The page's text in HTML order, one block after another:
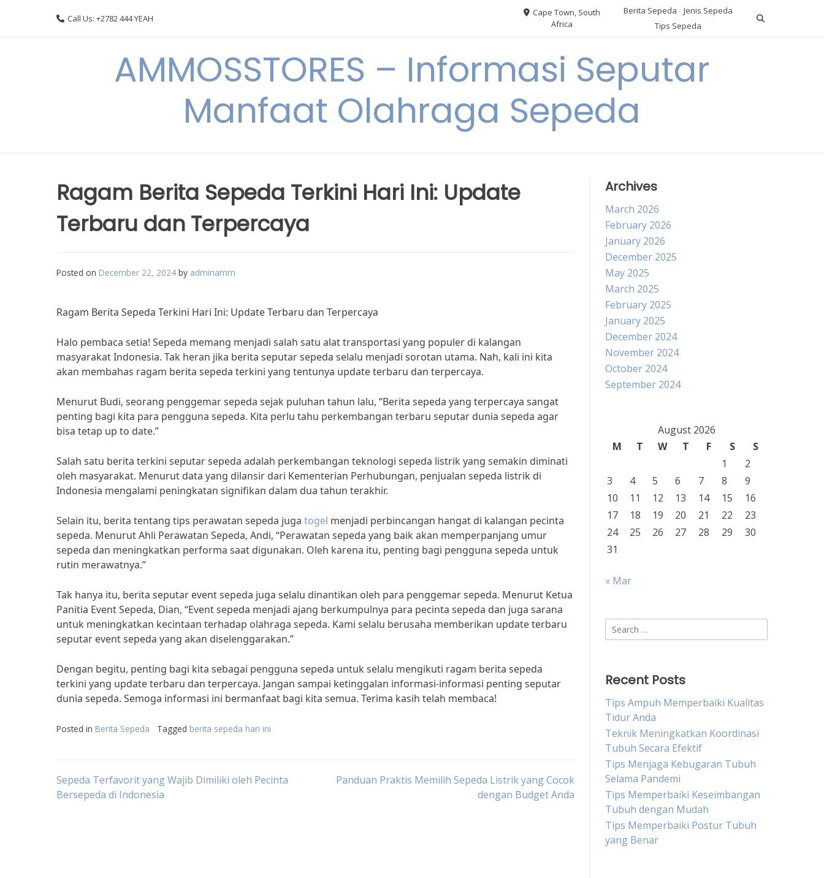
Call Us: +2782 444 YEAH
Cape Town, South
Africa
Berita Sepeda
Jenis Sepeda
Tips Sepeda
AMMOSSTORES – Informasi Seputar
Manfaat Olahraga Sepeda
Ragam Berita Sepeda Terkini Hari Ini: Update
Terbaru dan Terpercaya
Posted on December 22, 2024 by adminamm
Ragam Berita Sepeda Terkini Hari Ini: Update Terbaru dan Terpercaya
Halo pembaca setia! Sepeda memang menjadi salah satu alat transportasi yang populer di kalangan
masyarakat Indonesia. Tak heran jika berita seputar sepeda selalu menjadi sorotan utama. Nah, kali ini kita
akan membahas ragam berita sepeda terkini yang tentunya update terbaru dan terpercaya.
Menurut Budi, seorang penggemar sepeda sejak puluhan tahun lalu, “Berita sepeda yang terpercaya sangat
penting bagi kita para pengguna sepeda. Kita perlu tahu perkembangan terbaru seputar dunia sepeda agar
bisa tetap up to date.”
Salah satu berita terkini seputar sepeda adalah perkembangan teknologi sepeda listrik yang semakin diminati
oleh masyarakat. Menurut data yang dilansir dari Kementerian Perhubungan, penjualan sepeda listrik di
Indonesia mengalami peningkatan signifikan dalam dua tahun terakhir.
Selain itu, berita tentang tips perawatan sepeda juga togel menjadi perbincangan hangat di kalangan pecinta
sepeda. Menurut Ahli Perawatan Sepeda, Andi, “Perawatan sepeda yang baik akan memperpanjang umur
sepeda dan meningkatkan performa saat digunakan. Oleh karena itu, penting bagi pengguna sepeda untuk
rutin merawatnya.”
Tak hanya itu, berita seputar event sepeda juga selalu dinantikan oleh para penggemar sepeda. Menurut Ketua
Panitia Event Sepeda, Dian, “Event sepeda menjadi ajang berkumpulnya para pecinta sepeda dan juga sarana
untuk meningkatkan kecintaan terhadap olahraga sepeda. Kami selalu berusaha memberikan update terbaru
seputar event sepeda yang akan diselenggarakan.”
Dengan begitu, penting bagi kita sebagai pengguna sepeda untuk selalu mengikuti ragam berita sepeda
terkini yang update terbaru dan terpercaya. Jangan sampai ketinggalan informasi-informasi penting seputar
dunia sepeda. Semoga informasi ini bermanfaat bagi kita semua. Terima kasih telah membaca!
Posted in Berita Sepeda Tagged berita sepeda hari ini
Post
Sepeda Terfavorit yang Wajib Dimiliki oleh Pecinta
Bersepeda di Indonesia
Panduan Praktis Memilih Sepeda Listrik yang Cocok
dengan Budget Anda
Archives
March 2026
February 2026
January 2026
December 2025
May 2025
March 2025
February 2025
January 2025
December 2024
November 2024
October 2024
September 2024
August 2026
M
T W T F S
S
1
2
3
4 5 6 7 8
9
10
11 12 13 14 15
16
17
18 19 20 21 22
23
24
25 26 27 28 29
30
31
« Mar
Search
for:
Recent Posts
Tips Ampuh Memperbaiki Kualitas
Tidur Anda
Teknik Meningkatkan Koordinasi
Tubuh Secara Efektif
Tips Menjaga Kebugaran Tubuh
Selama Pandemi
Tips Memperbaiki Keseimbangan
Tubuh dengan Mudah
Tips Memperbaiki Postur Tubuh
yang Benar